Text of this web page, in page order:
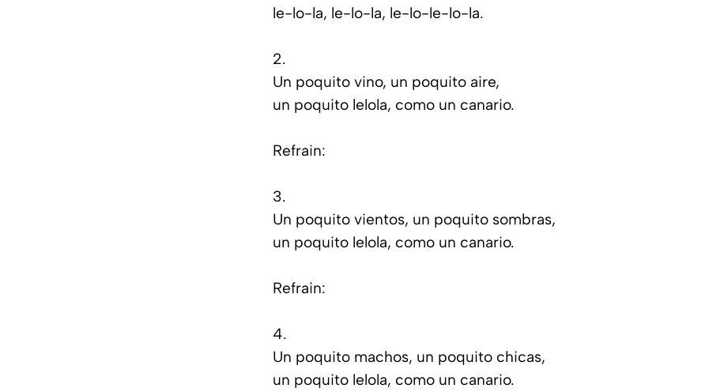
le-lo-la, le-lo-la, le-lo-le-lo-la.
2.
Un poquito vino, un poquito aire,
un poquito lelola, como un canario.
Refrain:
3.
Un poquito vientos, un poquito sombras,
un poquito lelola, como un canario.
Refrain:
4.
Un poquito machos, un poquito chicas,
un poquito lelola, como un canario.